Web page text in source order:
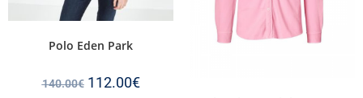
Polo Eden Park
140.00€ 112.00€